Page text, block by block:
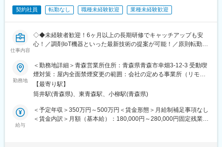
【入社直後の流れ】
す。
■入社～1カ月目
格取得。なお、資格取得のための費用は当社負担となります。
■1～3か月目
・OJTを受けながら日勤・夜勤両方の介護現場での業務をお任せ
します。
※研修終了後は現場業務は無くなるため日勤のみ
■3～6か月目
・マネージャー業務を学んでいただきます。ピープルマネジメン
契約社員 転勤なし 職種未経験歓迎 業種未経験歓迎
仕事内容
◇◆未経験者歓迎！6ヶ月以上の長期研修でキャッチアップも安
心！／調剤IoT機器といった最新技術の提案が可能！／原則転勤は
仕事◆◇
【はじめに】
既存のお客様である調剤薬局やドラッグストアに対して、主力製
品である全自動調剤分包機などの調剤IoT機器を販売いただく職種
となります。
IoT製品の販売スキルの市場価値は上昇の一途を辿っており、同社
勤務地
＜勤務地詳細＞青森営業所住所：青森県青森市幸畑3-12-3 受動喫
煙対策：屋内全面禁煙変更の範囲：会社の定める事業所（リモー
トワーク含む）
【最寄り駅】
筒井駅(青森県)、東青森駅、小柳駅(青森県)
給与
＜予定年収＞350万円～500万円＜賃金形態＞月給制補足事項なし
＜賃金内訳＞月額（基本給）：180,000円～280,000円固定残業手